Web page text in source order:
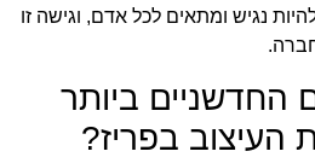
נגיש ומתאים לכל אדם, וגישה זו
ביותר
העיצוב בפריז?